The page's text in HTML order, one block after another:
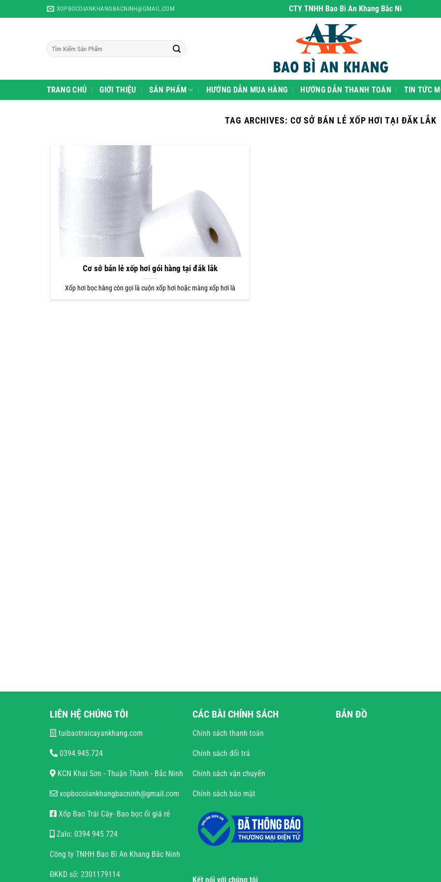
to
XOPBOCOIANKHANGBACNINH@GMAIL.COM CTY TNHH Bao Bì An Khang Bắc Ninh- chuyên
Tìm
kiếm:
TRANG CHỦ GIỚI THIỆU SẢN PHẨM HƯỚNG DẪN MUA HÀNG HƯỚNG DẪN THANH TOÁN TIN TỨC
TAG ARCHIVES: CƠ SỞ BÁN LẺ XỐP HƠI TẠI ĐĂK LẮK
Cơ sở bán lẻ xốp hơi gói hàng tại đắk lắk
Xốp hơi bọc hàng còn gọi là cuộn xốp hơi hoặc màng xốp hơi là
LIÊN HỆ CHÚNG TÔI
tuibaotraicayankhang.com
0394.945.724
KCN Khai Sơn - Thuận Thành - Bắc Ninh
xopbocoiankhangbacninh@gmail.com
Xốp Bao Trái Cây- Bao bọc ổi giá rẻ
Zalo: 0394 945 724
Công ty TNHH Bao Bì An Khang Bắc Ninh
ĐKKD số: 2301179114
CÁC BÀI CHÍNH SÁCH
Chính sách thanh toán
Chính sách đổi trả
Chính sách vận chuyển
Chính sách bảo mật
Kết nối với chúng tôi
BẢN ĐỒ